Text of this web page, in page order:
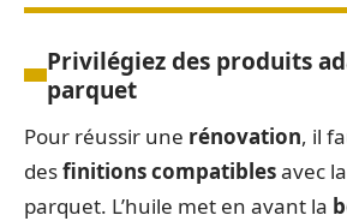
Privilégiez des produits
parquet
Pour réussir une rénovation, il
desfinitions compatiblesavec
parquet. L’huile met en avant la